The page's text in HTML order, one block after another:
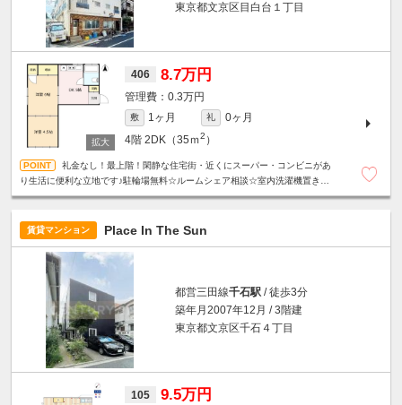
東京都文京区目白台１丁目
406 8.7万円
0.3万円
敷 1ヶ月 礼
0ヶ月
4階 2DK（35ｍ2 ）
礼金なし！最上階！閑静な住宅街・近くにスーパー・コンビニがあ
り生活に便利な立地です♪駐輪場無料☆ルームシェア相談☆室内洗濯機置き場☆
賃貸マンション Place In The Sun
都営三田線千石駅 / 徒歩3分
築年月2007年12月 / 3階建
東京都文京区千石４丁目
105 9.5万円